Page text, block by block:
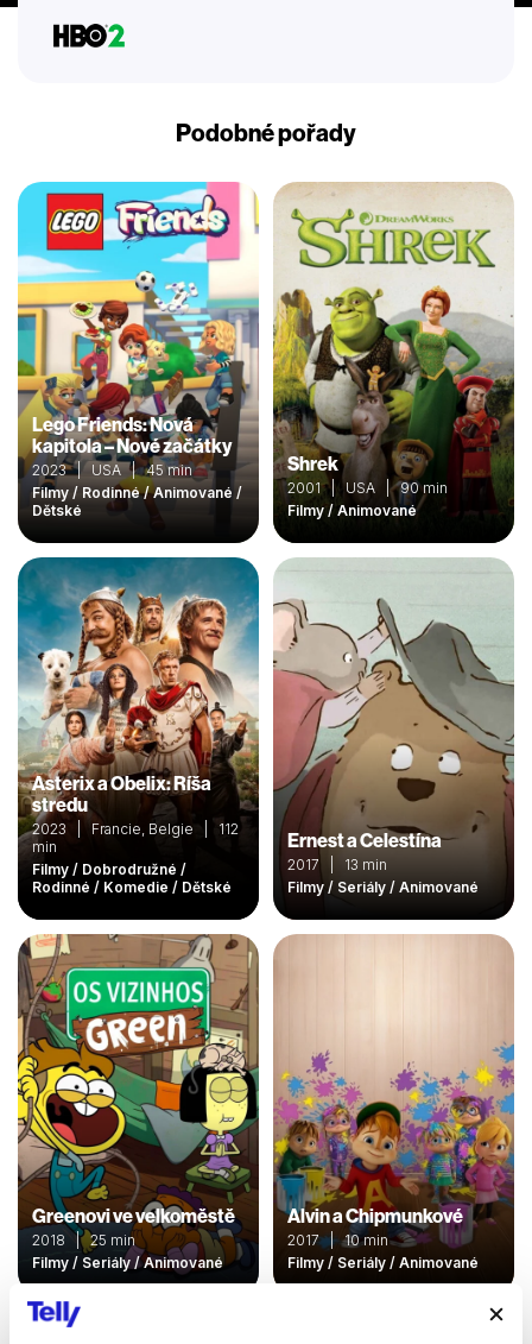
Podobné pořady
Lego Friends: Nová
kapitola – Nové začátky
2023 | USA | 45 min
Filmy / Rodinné / Animované /
Dětské
Shrek
2001 | USA | 90 min
Filmy / Animované
Asterix a Obelix: Ríša
stredu
2023 | Francie, Belgie | 112
min
Filmy / Dobrodružné /
Rodinné / Komedie / Dětské
Ernest a Celestína
2017 | 13 min
Filmy / Seriály / Animované
Greenovi ve velkoměstě
2018 | 25 min
Filmy / Seriály / Animované
Alvin a Chipmunkové
2017 | 10 min
Filmy / Seriály / Animované